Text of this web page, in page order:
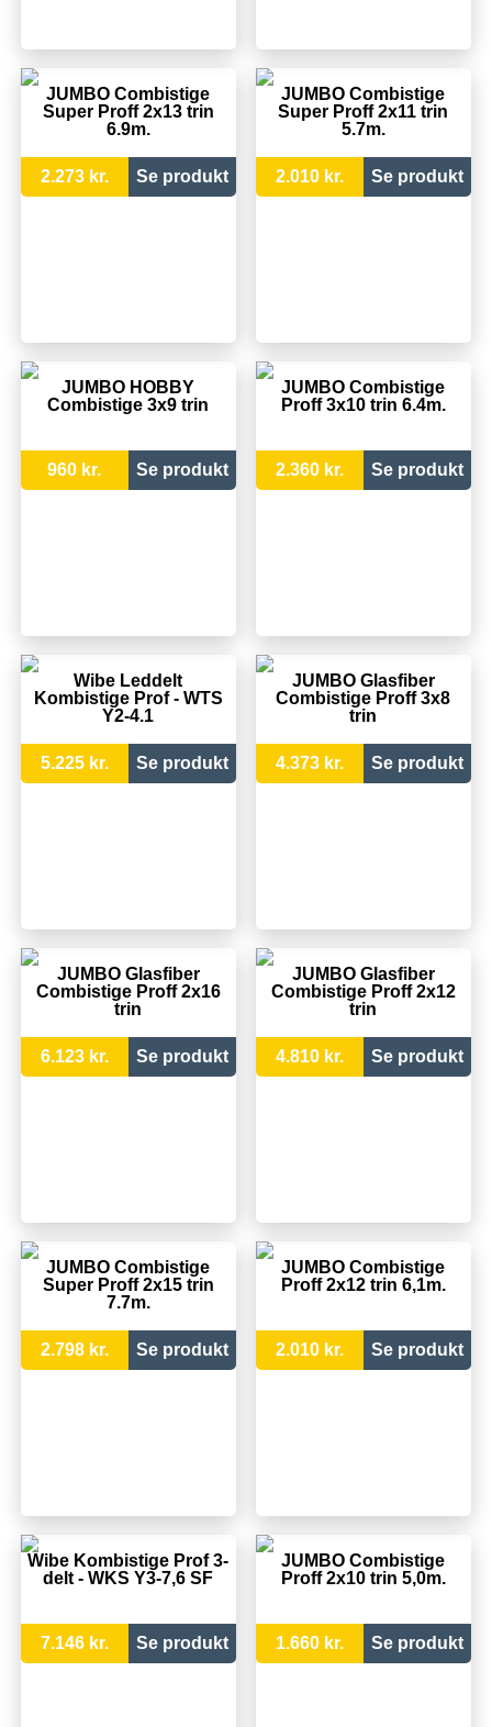
JUMBO Combistige
Super Proff 2x13 trin
6.9m.
2.273 kr. Se produkt
JUMBO Combistige
Super Proff 2x11 trin
5.7m.
2.010 kr. Se produkt
JUMBO HOBBY
Combistige 3x9 trin
960 kr. Se produkt
JUMBO Combistige
Proff 3x10 trin 6.4m.
2.360 kr. Se produkt
Wibe Leddelt
Kombistige Prof - WTS
Y2-4.1
5.225 kr. Se produkt
JUMBO Glasfiber
Combistige Proff 3x8
trin
4.373 kr. Se produkt
JUMBO Glasfiber
Combistige Proff 2x16
trin
6.123 kr. Se produkt
JUMBO Glasfiber
Combistige Proff 2x12
trin
4.810 kr. Se produkt
JUMBO Combistige
Super Proff 2x15 trin
7.7m.
2.798 kr. Se produkt
JUMBO Combistige
Proff 2x12 trin 6,1m.
2.010 kr. Se produkt
Wibe Kombistige Prof 3-
delt - WKS Y3-7,6 SF
7.146 kr. Se produkt
JUMBO Combistige
Proff 2x10 trin 5,0m.
1.660 kr. Se produkt